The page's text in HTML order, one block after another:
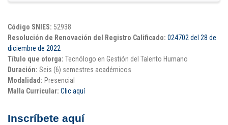
Código SNIES: 52938
Resolución de Renovación del Registro Calificado: 024702 del 28 de
diciembre de 2022
Título que otorga: Tecnólogo en Gestión del Talento Humano
Duración: Seis (6) semestres académicos
Modalidad: Presencial
Malla Curricular: Clic aquí
Inscríbete aquí
(+57) (4) 4 600 700
Denuncia de Corrupción y Sobornos